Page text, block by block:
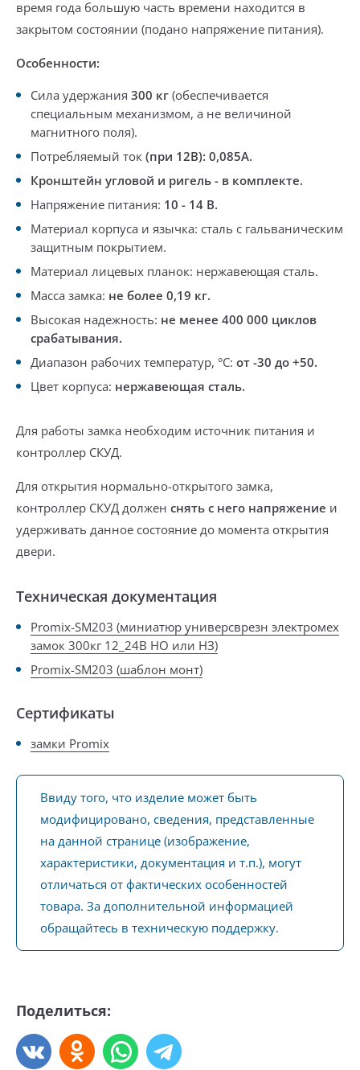
время года большую часть времени находится в
закрытом состоянии (подано напряжение питания).
Особенности:
Сила удержания 300 кг (обеспечивается
специальным механизмом, а не величиной
магнитного поля).
Потребляемый ток (при 12В): 0,085А.
Кронштейн угловой и ригель - в комплекте.
Напряжение питания: 10 - 14 В.
Материал корпуса и язычка: сталь с гальваническим
защитным покрытием.
Материал лицевых планок: нержавеющая сталь.
Масса замка: не более 0,19 кг.
Высокая надежность: не менее 400 000 циклов
срабатывания.
Диапазон рабочих температур, °С: от -30 до +50.
Цвет корпуса: нержавеющая сталь.
Для работы замка необходим источник питания и
контроллер СКУД.
Для открытия нормально-открытого замка,
контроллер СКУД должен снять с него напряжение и
удерживать данное состояние до момента открытия
двери.
Техническая документация
Promix-SM203 (миниатюр универсврезн электромех
замок 300кг 12_24В НО или НЗ)
Promix-SM203 (шаблон монт)
Сертификаты
замки Promix
Ввиду того, что изделие может быть
модифицировано, сведения, представленные
на данной странице (изображение,
характеристики, документация и т.п.), могут
отличаться от фактических особенностей
товара. За дополнительной информацией
обращайтесь в техническую поддержку.
Поделиться: